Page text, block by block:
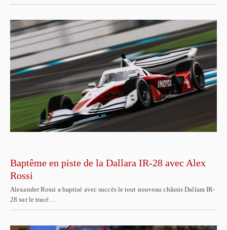
Baptême en piste de la Dallara IR-28 avec Alex
Rossi
Alexander Rossi a baptisé avec succès le tout nouveau châssis Dallara IR-
28 sur le tracé…